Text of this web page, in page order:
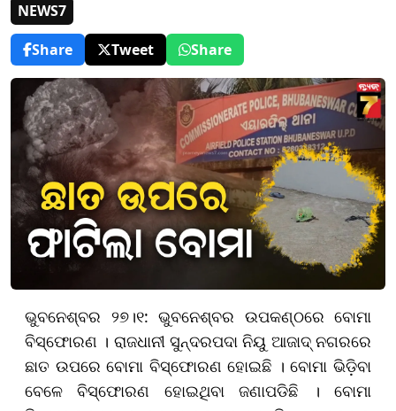
NEWS7
Share
Tweet Share
ଭୁବନେଶ୍ବର ୨୭।୧: ଭୁବନେଶ୍ବର ଉପକଣ୍ଠରେ ବୋମା
ବିସ୍ଫୋରଣ । ରାଜଧାନୀ ସୁନ୍ଦରପଦା ନିୟୁ ଆଜାଦ୍ ନଗରରେ
ଛାତ ଉପରେ ବୋମା ବିସ୍ଫୋରଣ ହୋଇଛି । ବୋମା ଭିଡ଼ିବା
ବେଳେ ବିସ୍ଫୋରଣ ହୋଇଥିବା ଜଣାପଡିଛି । ବୋମା